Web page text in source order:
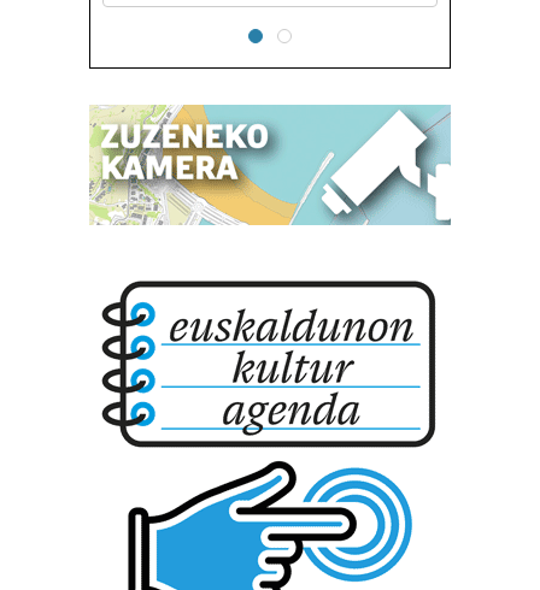
erabiltzeko baimen esplizitua ematen diguzu.